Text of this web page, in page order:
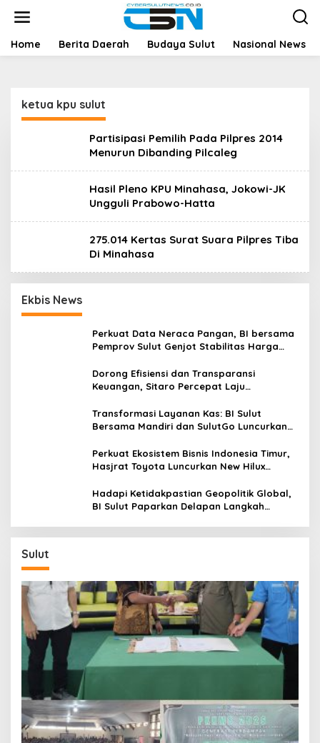
t
Home Berita Daerah Budaya Sulut Nasional News
ketua kpu sulut
Partisipasi Pemilih Pada Pilpres 2014
Menurun Dibanding Pilcaleg
Hasil Pleno KPU Minahasa, Jokowi-JK
Ungguli Prabowo-Hatta
275.014 Kertas Surat Suara Pilpres Tiba
Di Minahasa
Ekbis News
Perkuat Data Neraca Pangan, BI bersama
Pemprov Sulut Genjot Stabilitas Harga
Dorong Efisiensi dan Transparansi
Keuangan, Sitaro Percepat Laju
Transformasi Layanan Kas: BI Sulut
Bersama Mandiri dan SulutGo Luncurkan
Kepulauan
Perkuat Ekosistem Bisnis Indonesia Timur,
Hasjrat Toyota Luncurkan New Hilux
Hadapi Ketidakpastian Geopolitik Global,
BI Sulut Paparkan Delapan Langkah
Sulut